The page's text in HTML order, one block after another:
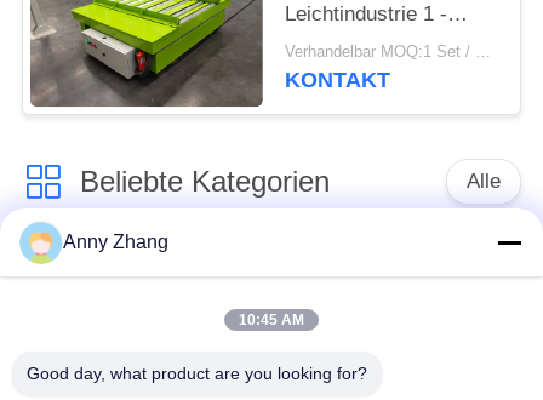
Leichtindustrie 1 -
Tragfähigkeit 300T
Verhandelbar MOQ:1 Set / Sets
KONTAKT
Beliebte Kategorien Alle
Batterieübergangswagen
Automatisches
Anny Zhang
10:45 AM
Good day, what product are you looking for?